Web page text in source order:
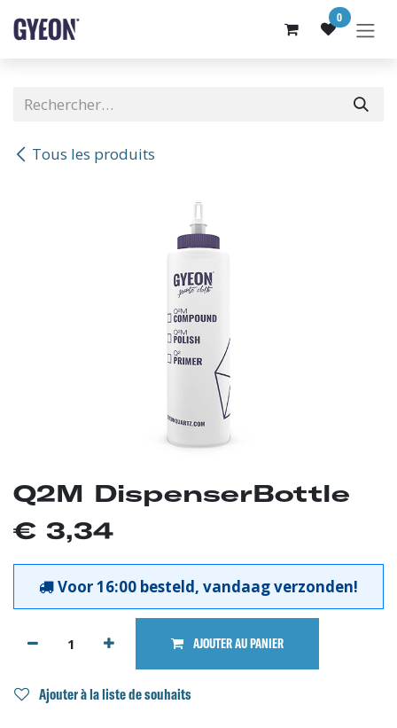
0
Tous les produits
Q2M DispenserBottle
€ 3,34
Voor 16:00 besteld, vandaag verzonden!
AJOUTER AU PANIER
Ajouter à la liste de souhaits